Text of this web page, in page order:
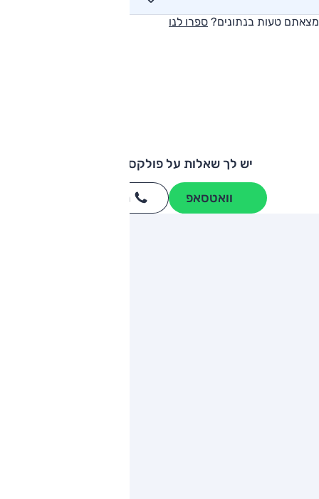
מצאתם טעות בנתונים? ספרו לנו
יש לך שאלות על פולקסווגן שירוקו?
וואטסאפ חייגו
מותגים מתחרים